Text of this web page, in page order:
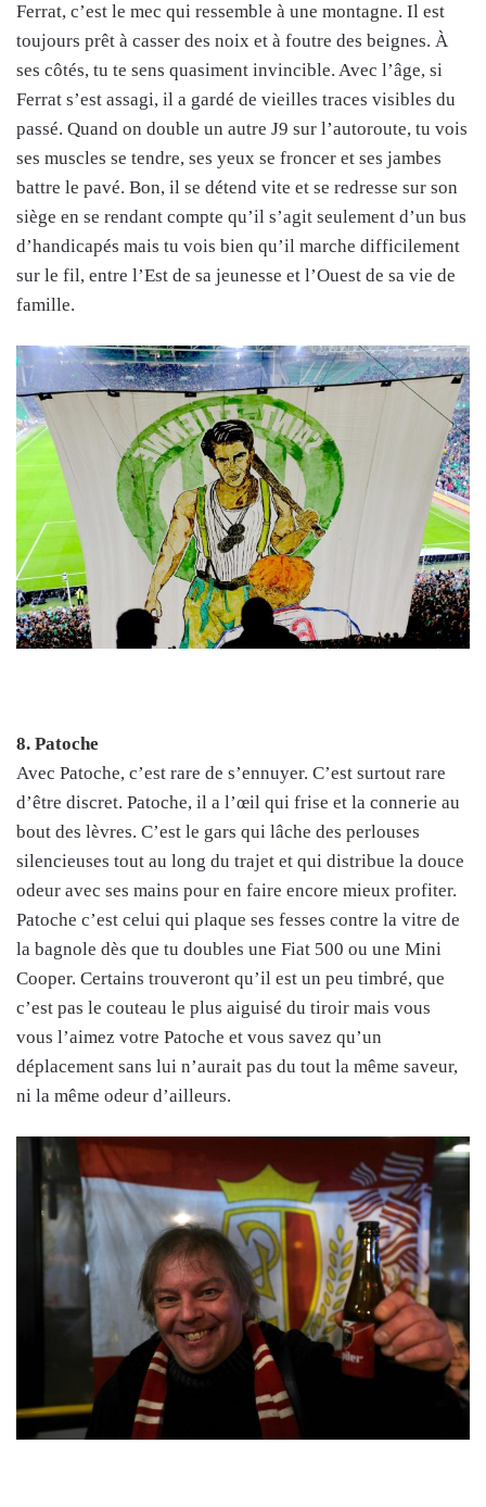
Ferrat, c’est le mec qui ressemble à une montagne. Il est
toujours prêt à casser des noix et à foutre des beignes. À
ses côtés, tu te sens quasiment invincible. Avec l’âge, si
Ferrat s’est assagi, il a gardé de vieilles traces visibles du
passé. Quand on double un autre J9 sur l’autoroute, tu vois
ses muscles se tendre, ses yeux se froncer et ses jambes
battre le pavé. Bon, il se détend vite et se redresse sur son
siège en se rendant compte qu’il s’agit seulement d’un bus
d’handicapés mais tu vois bien qu’il marche difficilement
sur le fil, entre l’Est de sa jeunesse et l’Ouest de sa vie de
famille.
8. Patoche
Avec Patoche, c’est rare de s’ennuyer. C’est surtout rare
d’être discret. Patoche, il a l’œil qui frise et la connerie au
bout des lèvres. C’est le gars qui lâche des perlouses
silencieuses tout au long du trajet et qui distribue la douce
odeur avec ses mains pour en faire encore mieux profiter.
Patoche c’est celui qui plaque ses fesses contre la vitre de
la bagnole dès que tu doubles une Fiat 500 ou une Mini
Cooper. Certains trouveront qu’il est un peu timbré, que
c’est pas le couteau le plus aiguisé du tiroir mais vous
vous l’aimez votre Patoche et vous savez qu’un
déplacement sans lui n’aurait pas du tout la même saveur,
ni la même odeur d’ailleurs.